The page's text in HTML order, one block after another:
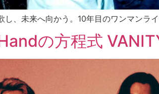
、未来へ向かう。10年目のワンマンライ
の方程式